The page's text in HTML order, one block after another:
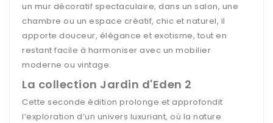
un mur décoratif spectaculaire, dans un salon, une
chambre ou un espace créatif, chic et naturel, il
apporte douceur, élégance et exotisme, tout en
restant facile à harmoniser avec un mobilier
moderne ou vintage.
La collection Jardin d'Eden 2
Cette seconde édition prolonge et approfondit
l’exploration d’un univers luxuriant, où la nature